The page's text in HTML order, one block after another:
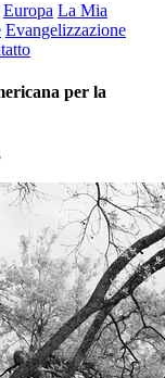
Europa La Mia
Evangelizzazione
per la